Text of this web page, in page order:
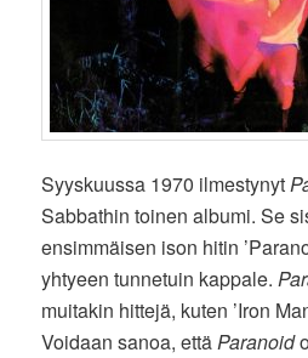
Syyskuussa 1970 ilmestynyt
Sabbathin toinen albumi. Se
ensimmäisen ison hitin
yhtyeen tunnetuin kappale.
muitakin hittejä, kuten ’Iron
Voidaan sanoa, ettäParanoid